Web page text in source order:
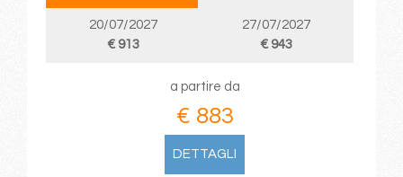
20/07/2027
€ 913
27/07/2027
€ 943
a partire da
€ 883
DETTAGLI